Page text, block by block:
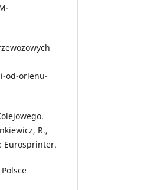
od-orlenu-
R.,
Eurosprinter.